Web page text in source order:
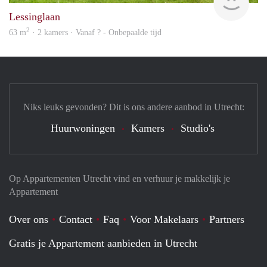
Lessinglaan
63 m2 · 2 kamers · Vanaf ? - Onbepaalde tijd
Op Appartementen Utrecht vind en verhuur je makkelijk je
Appartement
Over ons Contact Faq Voor Makelaars
Partners
Gratis je Appartement aanbieden in Utrecht
Niks leuks gevonden? Dit is ons andere aanbod in Utrecht:
Huurwoningen Kamers Studio's